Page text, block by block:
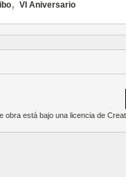
VI Aniversario
obra está bajo unalicencia de